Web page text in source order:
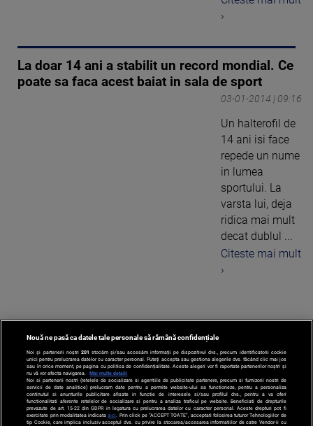
›
La doar 14 ani a stabilit un record mondial. Ce
poate sa faca acest baiat in sala de sport
03-01-2014 | 09:16
Un halterofil de
14 ani isi face
repede un nume
in lumea
sportului. La
varsta lui, deja
ridica mai mult
decat dublul ...
Citeste mai mult
›
1
Nouă ne pasă ca datele tale personale să rămână confidențiale
Noi și partenerii noștri 201 stocăm și/sau accesăm informații pe dispozitivul dvs., precum identificatorii cookie
unici pentru prelucrarea datelor cu caracter personal. Puteți accepta sau gestiona alegerile dvs. făcând clic mai jos
sau în orice moment, pe pagina cu politica de confidențialitate. Aceste alegeri vor fi raportate partenerilor noștri și
nu vă vor afecta navigarea.
Mai multe detalii
Noi si partenerii nostri (retelele de socializare si agentiile de publicitate partenere, precum si furnizorii nostri de
servicii de date analitice) prelucram date pentru a permite website-ului sa functioneze, pentru a personaliza
continutul si anunturile publicitare afisate in functie de interesele si/sau profilul dvs., pentru a va oferi
functionalitati aferente retelelor de socializare si pentru a analiza traficul pe website. Beneficiati de drepturile
prevazute de art. 15-22 din GDPR in legatura cu prelucrarea datelor cu caracter personal. Aceste drepturi pot fi
exercitate prin modalitatea indicataaici . Prin click pe “ACCEPT TOATE”, acceptati folosirea tuturor Tehnologiilor de
tip Cookie, care implica inclusiv acceptul dvs. cu privire la stocarea/accesarea informatiilor de catre Vendor-ii cu